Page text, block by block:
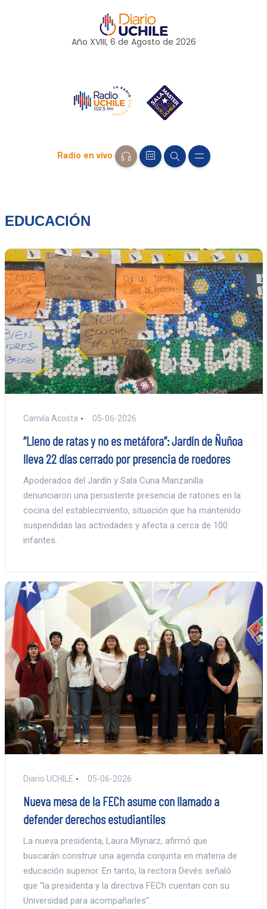
Año XVIII, 6 de Agosto de 2026
Radio en vivo
EDUCACIÓN
Camila Acosta 05-06-2026
“Lleno de ratas y no es metáfora”: Jardín de Ñuñoa
lleva 22 días cerrado por presencia de roedores
Apoderados del Jardín y Sala Cuna Manzanilla
denunciaron una persistente presencia de ratones en la
cocina del establecimiento, situación que ha mantenido
suspendidas las actividades y afecta a cerca de 100
infantes.
Diario UCHILE 05-06-2026
Nueva mesa de la FECh asume con llamado a
defender derechos estudiantiles
La nueva presidenta, Laura Mlynarz, afirmó que
buscarán construir una agenda conjunta en materia de
educación superior. En tanto, la rectora Devés señaló
que “la presidenta y la directiva FECh cuentan con su
Universidad para acompañarles”.